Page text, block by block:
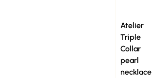
Atelier
Triple
Collar
pearl
necklace